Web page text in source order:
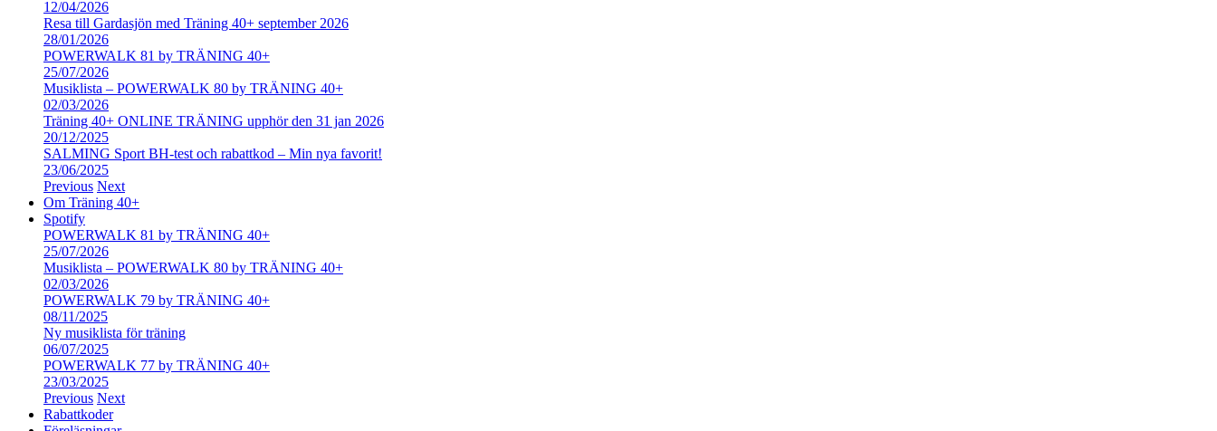
12/04/2026
Resa till Gardasjön med Träning 40+ september 2026
28/01/2026
POWERWALK 81 by TRÄNING 40+
25/07/2026
Musiklista – POWERWALK 80 by TRÄNING 40+
02/03/2026
Träning 40+ ONLINE TRÄNING upphör den 31 jan 2026
20/12/2025
SALMING Sport BH-test och rabattkod – Min nya favorit!
23/06/2025
Previous Next
Om Träning 40+
Spotify
POWERWALK 81 by TRÄNING 40+
25/07/2026
Musiklista – POWERWALK 80 by TRÄNING 40+
02/03/2026
POWERWALK 79 by TRÄNING 40+
08/11/2025
Ny musiklista för träning
06/07/2025
POWERWALK 77 by TRÄNING 40+
23/03/2025
Previous Next
Rabattkoder